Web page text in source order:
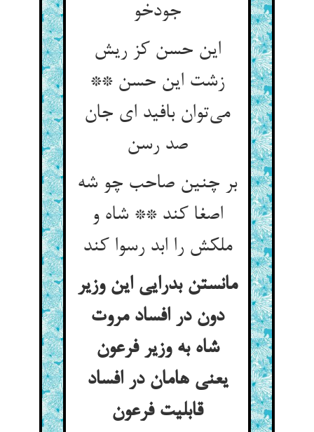
جودخو
این حسن کز ریش
زشت این حسن **
می‌توان بافید ای جان
صد رسن
بر چنین صاحب چو شه
اصغا کند ** شاه و
ملکش را ابد رسوا کند
مانستن بدرایی این وزیر
دون در افساد مروت
شاه به وزیر فرعون
یعنی هامان در افساد
قابلیت فرعون